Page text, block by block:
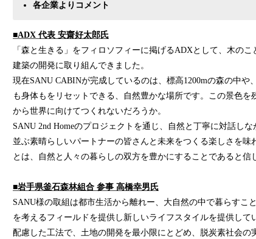
各企業よりコメント
■ADX 代表 安齋好太郎氏
「森と生きる」をフィロソフィーに掲げるADXとして、木の
建築の開発に取り組んできました。
現在SANU CABINが完成しているのは、標高1200mの森の中
も身体もをリセットできる、自然豊かな場所です。この景色
から世界に向けてつくれないだろうか。
SANU 2nd Homeのプロジェクトを通じ、自然と丁寧に対話し
並ぶ素晴らしいパートナーの皆さんと未来をつくる楽しさを
とは、自然と人々の暮らしの双方を豊かにすることであると信
■岩手県釜石森林組合 参事 高橋幸男氏
SANU様の取組は都市生活から離れー、大自然の中で暮らすこ
を考えるフィールドを提供し新しいライフスタイルを提供し
配慮した工法で、土地の開発を最小限にとどめ、脱炭素社会の